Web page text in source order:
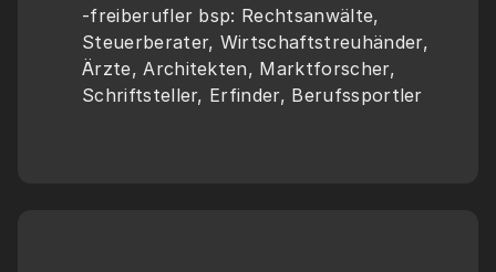
-freiberufler bsp: Rechtsanwälte,
Steuerberater, Wirtschaftstreuhänder,
Ärzte, Architekten, Marktforscher,
Schriftsteller, Erfinder, Berufssportler